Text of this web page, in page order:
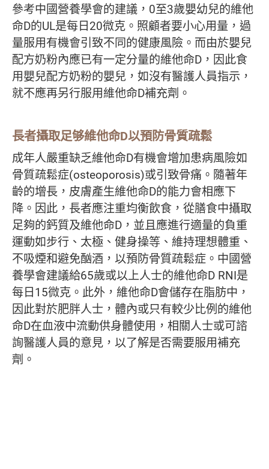
參考中國營養學會的建議，0至3歲嬰幼兒的維他
命D的UL是每日20微克。照顧者要小心用量，過
量服用有機會引致不同的健康風險。而由於嬰兒
配方奶粉內應已有一定分量的維他命D，因此食
用嬰兒配方奶粉的嬰兒，如沒有醫護人員指示，
就不應再另行服用維他命D補充劑。
長者攝取足够維他命D以預防骨質疏鬆
成年人嚴重缺乏維他命D有機會增加患病風險如
骨質疏鬆症(osteoporosis)或引致骨痛。隨著年
齡的增長，皮膚產生維他命D的能力會相應下
降。因此，長者應注重均衡飲食，從膳食中攝取
足夠的鈣質及維他命D，並且應進行適量的負重
運動如步行、太極、健身操等、維持理想體重、
不吸煙和避免酗酒，以預防骨質疏鬆症。中國營
養學會建議給65歲或以上人士的維他命D RNI是
每日15微克。此外，維他命D會儲存在脂肪中，
因此對於肥胖人士，體內或只有較少比例的維他
命D在血液中流動供身體使用，相關人士或可諮
詢醫護人員的意見，以了解是否需要服用補充
劑。